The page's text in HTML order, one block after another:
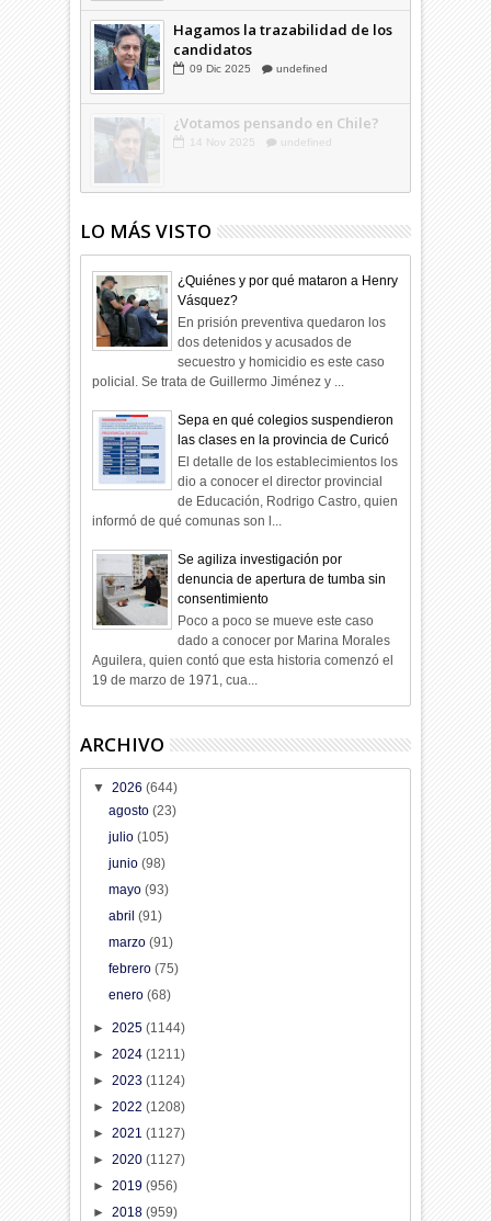
Hagamos la trazabilidad de los
candidatos
09 Dic 2025 undefined
LO MÁS VISTO
¿Quiénes y por qué mataron a Henry
Vásquez?
En prisión preventiva quedaron los
dos detenidos y acusados de
secuestro y homicidio es este caso
policial. Se trata de Guillermo Jiménez y ...
Sepa en qué colegios suspendieron
las clases en la provincia de Curicó
El detalle de los establecimientos los
dio a conocer el director provincial
de Educación, Rodrigo Castro, quien
informó de qué comunas son l...
Se agiliza investigación por
denuncia de apertura de tumba sin
consentimiento
Poco a poco se mueve este caso
dado a conocer por Marina Morales
Aguilera, quien contó que esta historia comenzó el
19 de marzo de 1971, cua...
ARCHIVO
▼2026(644)
agosto (23)
julio (105)
junio (98)
mayo (93)
abril (91)
marzo (91)
febrero (75)
enero (68)
►2025(1144)
►2024(1211)
►2023(1124)
►2022(1208)
►2021(1127)
►2020(1127)
►2019(956)
►2018(959)